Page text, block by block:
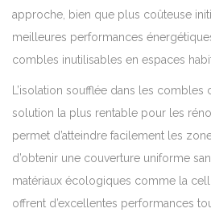
approche, bien que plus coûteuse
meilleures performances
combles inutilisables en espaces
L’isolation soufflée dans les combles
solution la plus rentable pour les
permet d’atteindre facilement les
d’obtenir une couverture uniforme
matériaux écologiques comme la
offrent d’excellentes performances